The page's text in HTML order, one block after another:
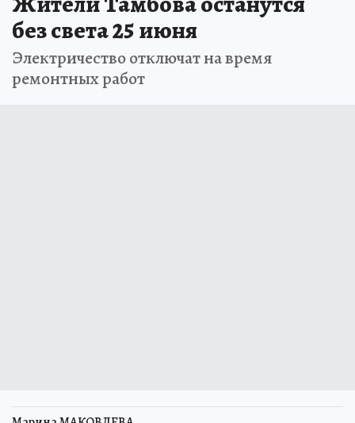
без света 25 июня
Электричество отключат на время
ремонтных работ